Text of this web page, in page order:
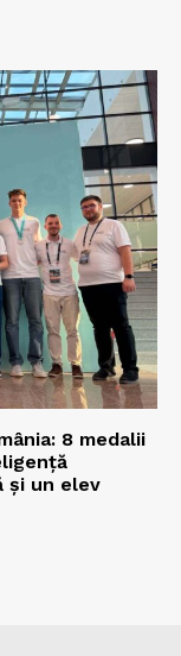
8 medalii
și un elev